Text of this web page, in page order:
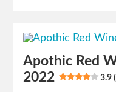
Apothic Red
2022
3.9